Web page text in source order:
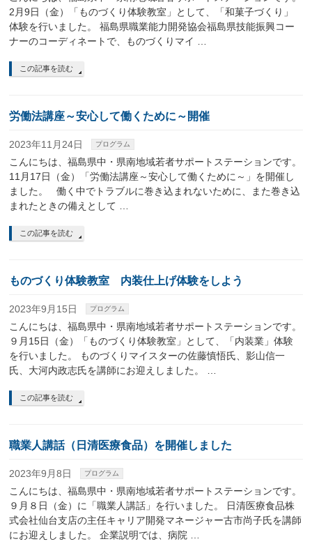
2月9日（金）「ものづくり体験教室」として、「和菓子づくり」
体験を行いました。 福島県職業能力開発協会福島県技能振興コー
ナーのコーディネートで、ものづくりマイ …
この記事を読む
労働法講座～安心して働くために～開催
2023年11月24日 プログラム
こんにちは、福島県中・県南地域若者サポートステーションです。
11月17日（金）「労働法講座～安心して働くために～」を開催し
ました。 働く中でトラブルに巻き込まれないために、また巻き込
まれたときの備えとして …
この記事を読む
ものづくり体験教室 内装仕上げ体験をしよう
2023年9月15日 プログラム
こんにちは、福島県中・県南地域若者サポートステーションです。
９月15日（金）「ものづくり体験教室」として、「内装業」体験
を行いました。 ものづくりマイスターの佐藤慎悟氏、影山信一
氏、大河内政志氏を講師にお迎えしました。 …
この記事を読む
職業人講話（日清医療食品）を開催しました
2023年9月8日 プログラム
こんにちは、福島県中・県南地域若者サポートステーションです。
９月８日（金）に「職業人講話」を行いました。 日清医療食品株
式会社仙台支店の主任キャリア開発マネージャー古市尚子氏を講師
にお迎えしました。 企業説明では、病院 …